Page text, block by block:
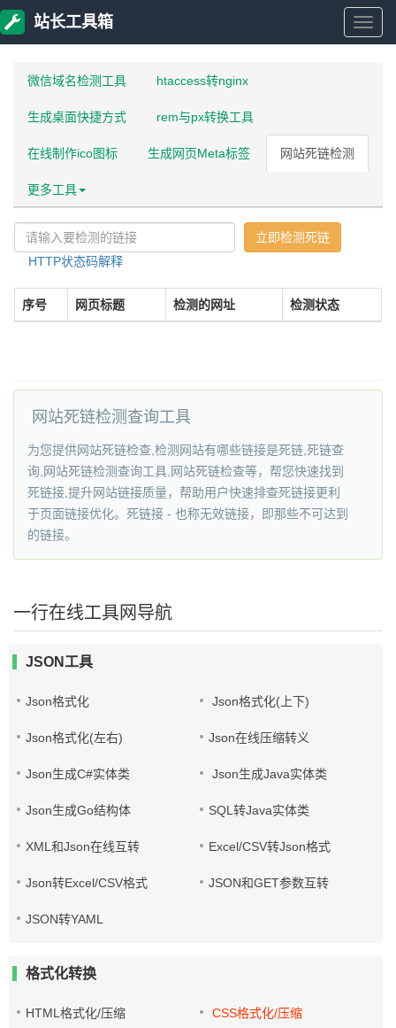
站
具
站长工具箱
微信域名检测工具 htaccess转nginx
生成桌面快捷方式 rem与px转换工具
在线制作ico图标 生成网页Meta标签 网站死链检测
更多工具
立即检测死链
HTTP状态码解释
序号 网页标题 检测的网址 检测状态
网站死链检测查询工具
为您提供网站死链检查,检测网站有哪些链接是死链,死链查
询,网站死链检测查询工具,网站死链检查等，帮您快速找到
死链接,提升网站链接质量，帮助用户快速排查死链接更利
于页面链接优化。死链接 - 也称无效链接，即那些不可达到
的链接。
一行在线工具网导航
JSON工具
Json格式化 Json格式化(上下)
Json格式化(左右) Json在线压缩转义
Json生成C#实体类 Json生成Java实体类
Json生成Go结构体 SQL转Java实体类
XML和Json在线互转 Excel/CSV转Json格式
Json转Excel/CSV格式 JSON和GET参数互转
JSON转YAML
格式化转换
HTML格式化/压缩 CSS格式化/压缩